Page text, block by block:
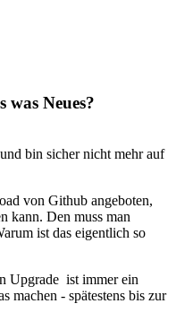
was Neues?
bin sicher nicht mehr auf
von Github angeboten,
kann. Den muss man
ist das eigentlich so
Upgrade ist immer ein
machen - spätestens bis zur